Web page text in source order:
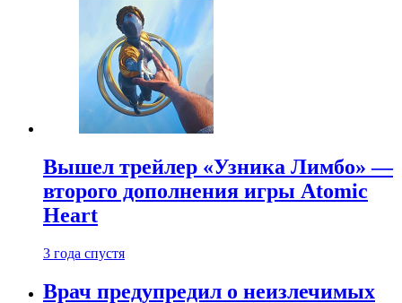
Вышел трейлер «Узника Лимбо» —
второго дополнения игры Atomic
Heart
3 года спустя
Врач предупредил о неизлечимых